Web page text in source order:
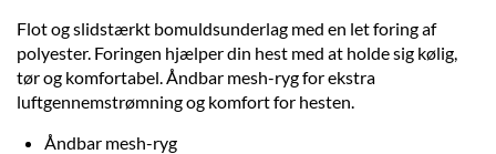
Flot og slidstærkt bomuldsunderlag med en let foring af
polyester. Foringen hjælper din hest med at holde sig kølig,
tør og komfortabel. Åndbar mesh-ryg for ekstra
luftgennemstrømning og komfort for hesten.
Åndbar mesh-ryg